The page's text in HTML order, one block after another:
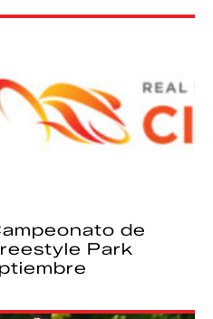
de
Park